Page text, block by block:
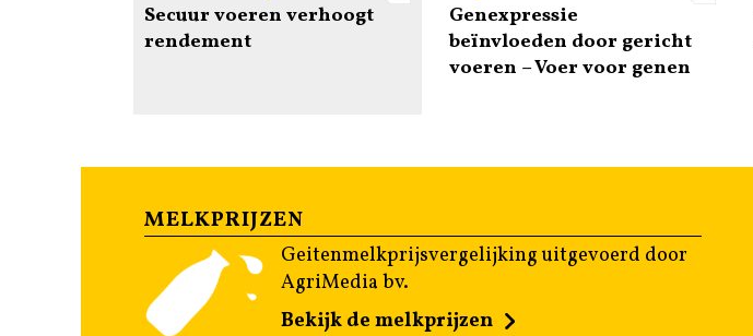
Secuur voeren verhoogt
rendement
Genexpressie
beïnvloeden door gericht
voeren – Voer voor genen
MELKPRIJZEN
Geitenmelkprijsvergelijking uitgevoerd door
AgriMedia bv.
Bekijk de melkprijzen